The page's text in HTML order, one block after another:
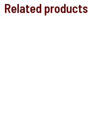
Related products